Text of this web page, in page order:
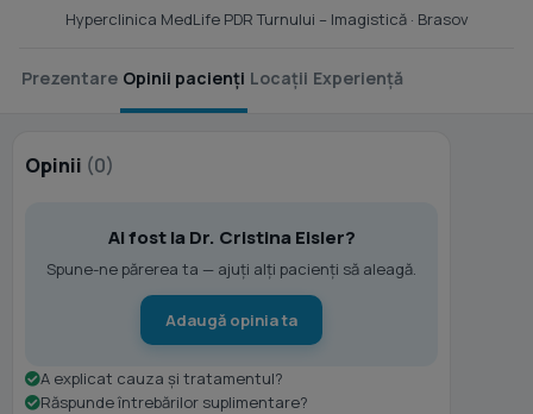
Hyperclinica MedLife PDR Turnului – Imagistică· Brasov
Prezentare Opinii pacienți Locații Experiență
Opinii (0)
Ai fost la Dr. Cristina Eisler?
Spune-ne părerea ta — ajuți alți pacienți să aleagă.
Adaugă opinia ta
A explicat cauza și tratamentul?
Răspunde întrebărilor suplimentare?